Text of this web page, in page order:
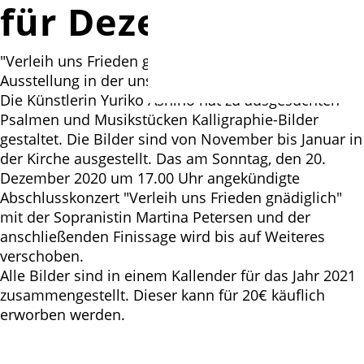
für Dezember
"Verleih uns Frieden gnädiglich" Finissage der
Ausstellung in der unserer Kirche
Die Künstlerin Yuriko Ashino hat zu ausgesuchten
Psalmen und Musikstücken Kalligraphie-Bilder
gestaltet. Die Bilder sind von November bis Januar in
der Kirche ausgestellt. Das am Sonntag, den 20.
Dezember 2020 um 17.00 Uhr angekündigte
Abschlusskonzert "Verleih uns Frieden gnädiglich"
mit der Sopranistin Martina Petersen und der
anschließenden Finissage wird bis auf Weiteres
verschoben.
Alle Bilder sind in einem Kallender für das Jahr 2021
zusammengestellt. Dieser kann für 20€ käuflich
erworben werden.